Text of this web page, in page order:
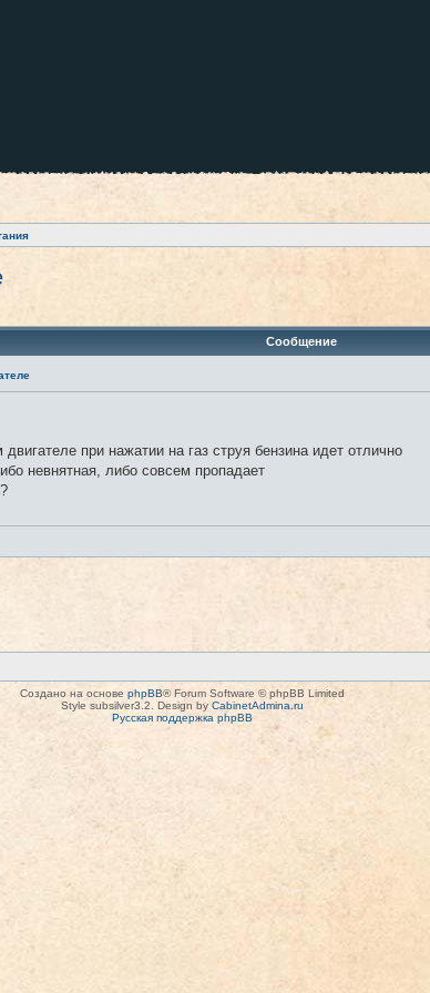
Сообщение
при нажатии на газ струя бензина идет отлично
невнятная, либо совсем пропадает
Создано на основе phpBB® Forum Software © phpBB Limited
Style subsilver3.2. Design by CabinetAdmina.ru
Русская поддержка phpBB